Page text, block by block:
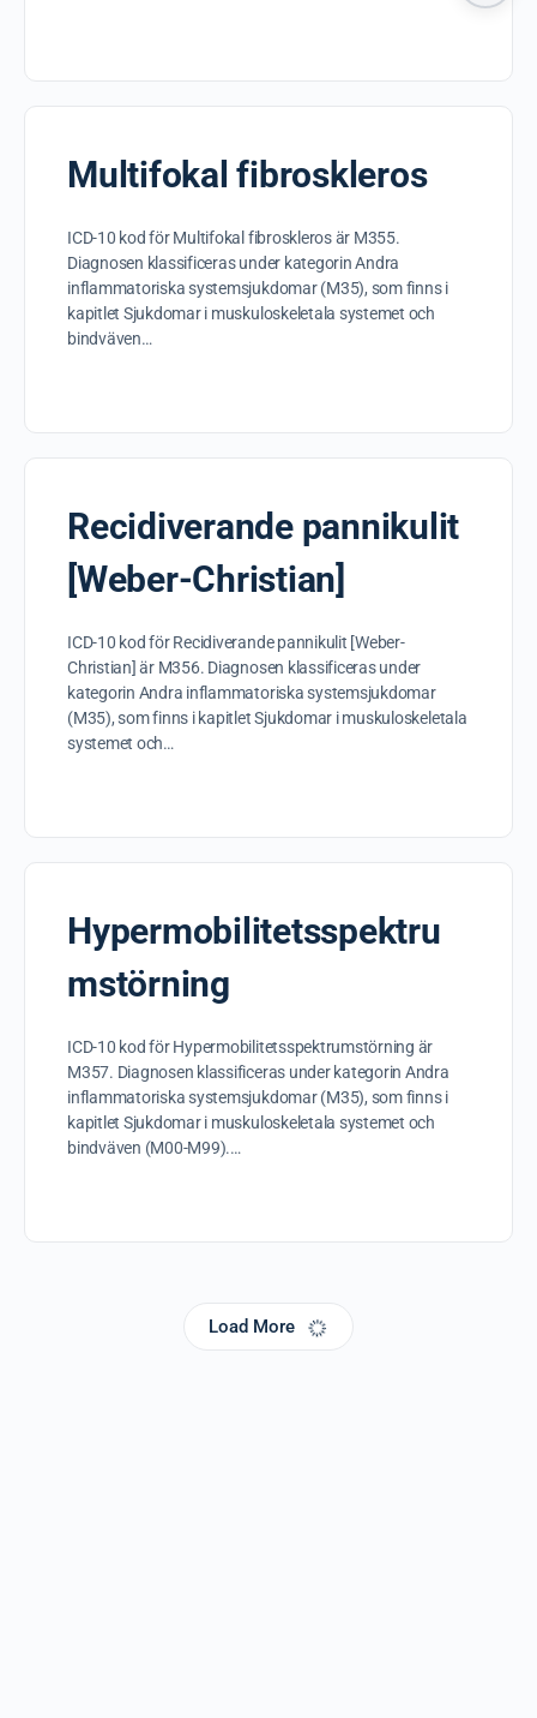
Multifokal fibroskleros
ICD-10 kod för Multifokal fibroskleros är M355.
Diagnosen klassificeras under kategorin Andra
inflammatoriska systemsjukdomar (M35), som finns i
kapitlet Sjukdomar i muskuloskeletala systemet och
bindväven…
Recidiverande pannikulit
[Weber-Christian]
ICD-10 kod för Recidiverande pannikulit [Weber-
Christian] är M356. Diagnosen klassificeras under
kategorin Andra inflammatoriska systemsjukdomar
(M35), som finns i kapitlet Sjukdomar i muskuloskeletala
systemet och…
Hypermobilitetsspektru
mstörning
ICD-10 kod för Hypermobilitetsspektrumstörning är
M357. Diagnosen klassificeras under kategorin Andra
inflammatoriska systemsjukdomar (M35), som finns i
kapitlet Sjukdomar i muskuloskeletala systemet och
bindväven (M00-M99).…
Load More